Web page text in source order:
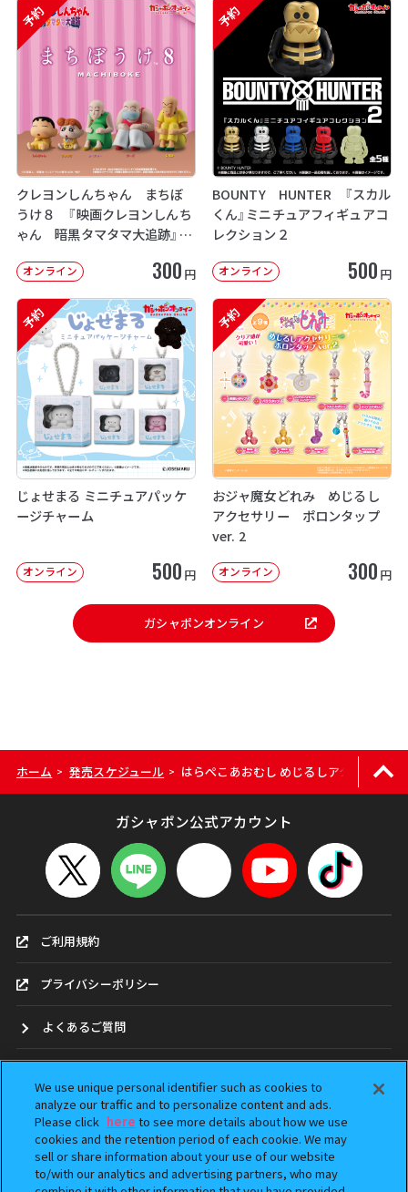
予約
クレヨンしんちゃん まちぼ
うけ８ 『映画クレヨンしんち
ゃん 暗黒タマタマ大追跡』【2
オンライン 300 円
予約
BOUNTY HUNTER 『スカル
くん』ミニチュアフィギュアコ
レクション２
オンライン 500 円
予約
じょせまる ミニチュアパッケ
ージチャーム
オンライン 500 円
予約
おジャ魔女どれみ めじるし
アクセサリー ポロンタップ
ver. 2
オンライン 300 円
ガシャポンオンライン
ホーム > 発売スケジュール > はらぺこあおむし めじるしアクセサリー
ガシャポン公式アカウント
ご利用規約
プライバシーポリシー
よくあるご質問
ガシャポンどこ？
アンケート
We use unique personal identifier such as cookies to
analyze our traffic and to personalize content and ads.
Please click here to see more details about how we use
cookies and the retention period of each cookie. We may
sell or share information about your use of our website
to/with our analytics and advertising partners, who may